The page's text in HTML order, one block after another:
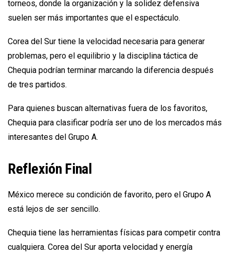
torneos, donde la organización y la solidez defensiva
suelen ser más importantes que el espectáculo.
Corea del Sur tiene la velocidad necesaria para generar
problemas, pero el equilibrio y la disciplina táctica de
Chequia podrían terminar marcando la diferencia después
de tres partidos.
Para quienes buscan alternativas fuera de los favoritos,
Chequia para clasificar podría ser uno de los mercados más
interesantes del Grupo A.
Reflexión Final
México merece su condición de favorito, pero el Grupo A
está lejos de ser sencillo.
Chequia tiene las herramientas físicas para competir contra
cualquiera. Corea del Sur aporta velocidad y energía